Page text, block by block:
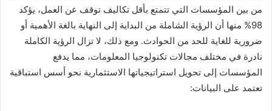
من بين المؤسسات التي تتمتع بأقل تكاليف توقف عن العمل، يؤكد
98% منها أن الرؤية الشاملة من البداية إلى النهاية بالغة الأهمية أو
ضرورية للغاية للحد من الحوادث. ومع ذلك، لا تزال الرؤية الكاملة
نادرة في مختلف مجالات تكنولوجيا المعلومات، مما يدفع
المؤسسات إلى تحويل استراتيجياتها الاستثمارية نحو أسس استباقية
تعتمد على البيانات: